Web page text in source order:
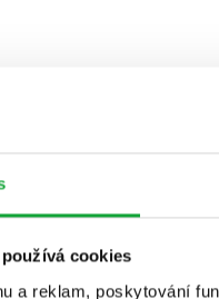
cookies
a reklam, poskytování